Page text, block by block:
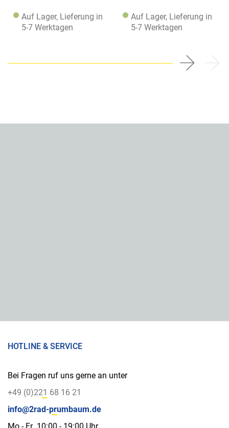
Auf Lager, Lieferung in
5-7 Werktagen
Auf Lager, Lieferung in
5-7 Werktagen
HOTLINE & SERVICE
Bei Fragen ruf uns gerne an unter
+49 (0)221 68 16 21
info@2rad-prumbaum.de